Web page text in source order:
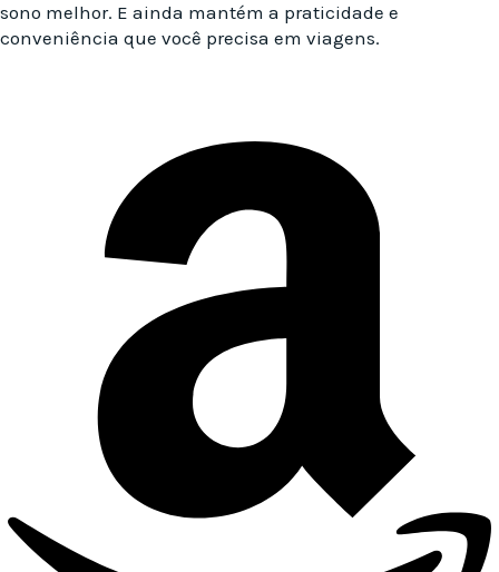
sono melhor. E ainda mantém a praticidade e
conveniência que você precisa em viagens.